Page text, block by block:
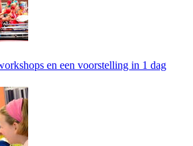
en een voorstelling in 1 dag